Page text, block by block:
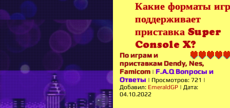
Какие форматы игр
поддерживает
приставка Super
Console X?
По играм и
приставкам Dendy, Nes,
Famicom | F.A.Q Вопросы и
Ответы | Просмотров: 721 |
Добавил: EmeraldGP | Дата:
04.10.2022